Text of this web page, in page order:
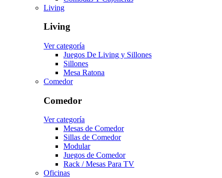
Living
Living
Ver categoría
Juegos De Living y Sillones
Sillones
Mesa Ratona
Comedor
Comedor
Ver categoría
Mesas de Comedor
Sillas de Comedor
Modular
Juegos de Comedor
Rack / Mesas Para TV
Oficinas